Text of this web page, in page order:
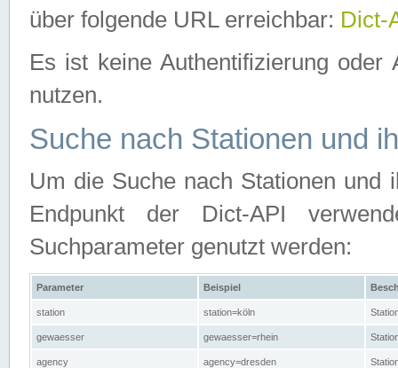
über folgende URL erreichbar: Dict-
Es ist keine Authentifizierung
nutzen.
Suche nach Stationen und
Um die Suche nach Stationen und
Endpunkt der Dict-API
Suchparameter genutzt werden:
Parameter Beispiel
station station=köln
gewaesser gewaesser=rhein
agency agency=dresden